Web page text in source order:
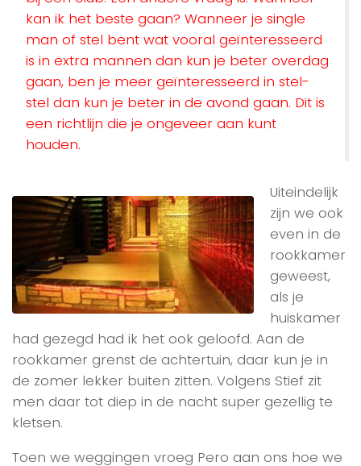
kan ik het beste gaan? Wanneer je single
man of stel bent wat vooral geïnteresseerd
is in extra mannen dan kun je beter overdag
gaan, ben je meer geïnteresseerd in stel-
stel dan kun je beter in de avond gaan. Dit is
een richtlijn die je ongeveer aan kunt
houden.
Uiteindelijk
zijn we ook
even in de
rookkamer
geweest,
als je
huiskamer
had gezegd had ik het ook geloofd. Aan de
rookkamer grenst de achtertuin, daar kun je in
de zomer lekker buiten zitten. Volgens Stief zit
men daar tot diep in de nacht super gezellig te
kletsen.
Toen we weggingen vroeg Pero aan ons hoe we